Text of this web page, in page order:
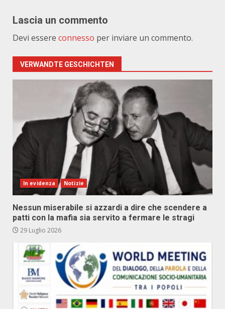
Lascia un commento
Devi essere connesso per inviare un commento.
VERWANDTE GESCHICHTEN
In evidenza Notizie
Nessun miserabile si azzardi a dire che scendere a
patti con la mafia sia servito a fermare le stragi
29 Luglio 2026